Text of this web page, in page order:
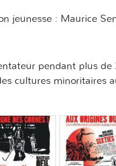
jeunesse : Maurice
pendant plus de
cultures minoritaires